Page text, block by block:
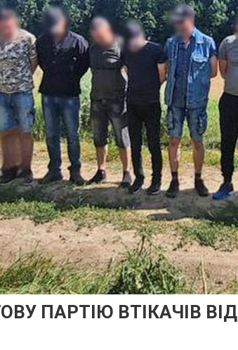
ПАРТІЮ ВТІКАЧІВ ВІД